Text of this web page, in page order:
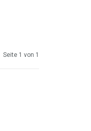
Seite 1 von 1